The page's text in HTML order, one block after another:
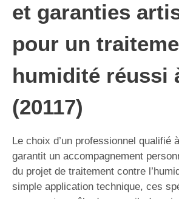
et garanties
pour un
humidité réussi
(20117)
Le choix d’un professionnel qualifié
garantit un accompagnement
du projet de traitement contre
simple application technique, ces